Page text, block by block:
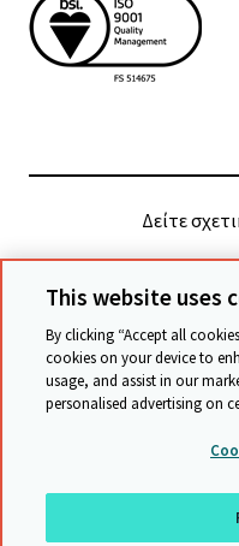
Δείτε
© Cambridge
Όροι και
Accessibility statement
Safeguarding
This website uses
By clicking “Accept all
cookies on your device to
usage, and assist in our
personalised advertising on